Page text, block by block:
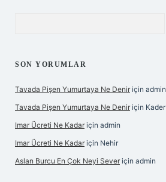
SON YORUMLAR
Tavada Pişen Yumurtaya Ne Denir için admin
Tavada Pişen Yumurtaya Ne Denir için Kader
Imar Ücreti Ne Kadar için admin
Imar Ücreti Ne Kadar için Nehir
Aslan Burcu En Çok Neyi Sever için admin